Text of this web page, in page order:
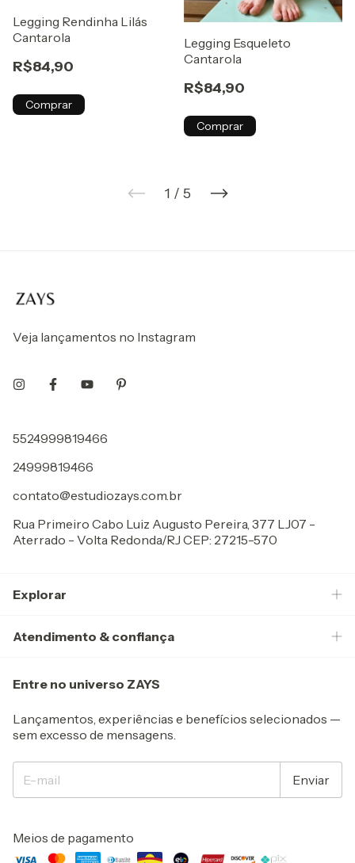
Legging Rendinha Lilás
Cantarola
R$84,90
Comprar
Legging Esqueleto
Cantarola
R$84,90
Comprar
1 / 5
Veja lançamentos no Instagram
5524999819466
24999819466
contato@estudiozays.com.br
Rua Primeiro Cabo Luiz Augusto Pereira, 377 LJ07 -
Aterrado - Volta Redonda/RJ CEP: 27215-570
Explorar
Atendimento & confiança
Entre no universo ZAYS
Lançamentos, experiências e benefícios selecionados —
sem excesso de mensagens.
Meios de pagamento